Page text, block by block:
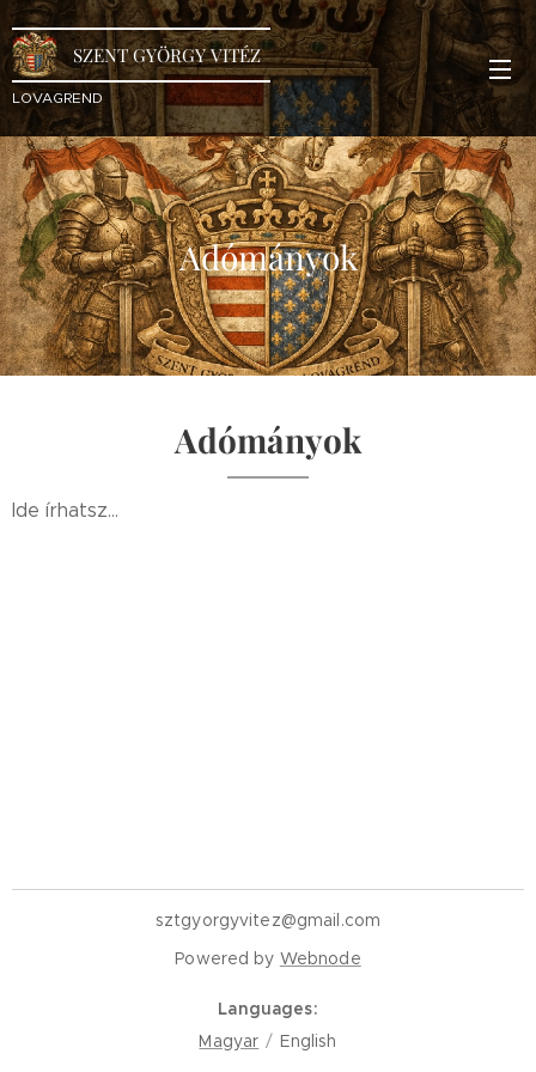
SZENT GYÖRGY VITÉZ
LOVAGREND
Adómányok
Adómányok
Ide írhatsz...
sztgyorgyvitez@gmail.com
Powered by Webnode
Languages
Magyar
English